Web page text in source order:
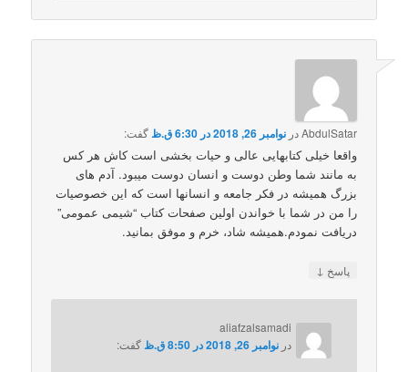
AbdulSatarدرنوامبر 26, 2018 در 6:30 ق.ظ گفت:
واقعا خیلی کتابهایی عالی و حیات بخشی است کاش هر کس
به مانند شما وطن دوست و انسان دوست میبود. آدم های
بزرگ همیشه در فکر جامعه و انسانها است که این خصوصیات
را من در شما با خواندن اولین صفحات کتاب “شیمی عمومی”
دریافت نمودم.همیشه شاد، خرم و موفق بمانید.
پاسخ ↓
aliafzalsamadi
درنوامبر 26, 2018 در 8:50 ق.ظ گفت: